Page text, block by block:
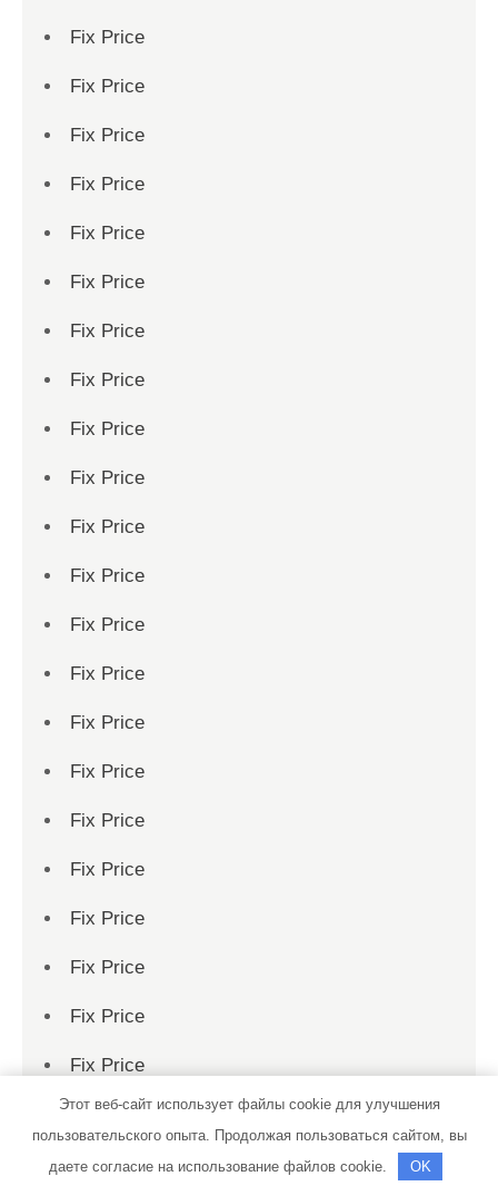
Fix Price
Fix Price
Fix Price
Fix Price
Fix Price
Fix Price
Fix Price
Fix Price
Fix Price
Fix Price
Fix Price
Fix Price
Fix Price
Fix Price
Fix Price
Fix Price
Fix Price
Fix Price
Fix Price
Fix Price
Fix Price
Fix Price
Fix Price
Fix Price
Этот веб-сайт использует файлы cookie для улучшения
пользовательского опыта. Продолжая пользоваться сайтом, вы
даете согласие на использование файлов cookie.
OK